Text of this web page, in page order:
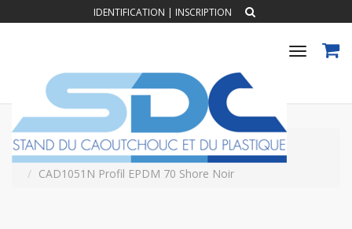
IDENTIFICATION | INSCRIPTION
Toggle
Accueil
PROFILS CAOUTCHOUC EXTRUDES
Profil Galon Liston
CAD1051N Profil EPDM 70 Shore Noir